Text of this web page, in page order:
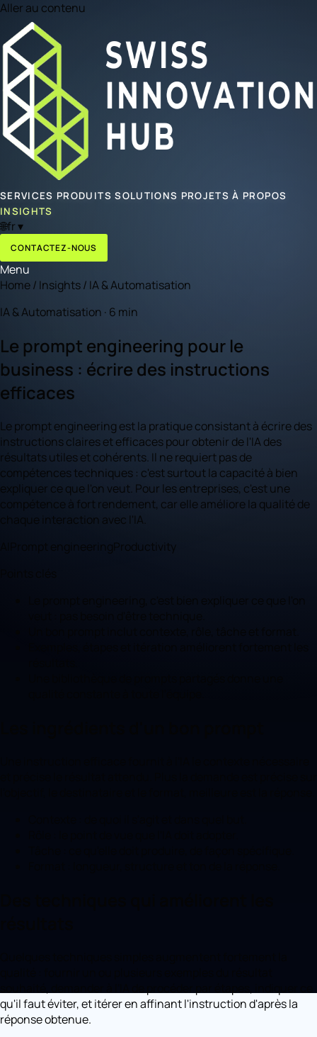
Aller au contenu
SERVICES PRODUITSSOLUTIONS PROJETSÀ PROPOS
INSIGHTS
🌐fr▾
CONTACTEZ-NOUS
Menu
Home/ Insights/ IA & Automatisation
IA & Automatisation · 6 min
Le prompt engineering pour le
business : écrire des instructions
efficaces
Le prompt engineering est la pratique consistant à écrire des
instructions claires et efficaces pour obtenir de l'IA des
résultats utiles et cohérents. Il ne requiert pas de
compétences techniques : c'est surtout la capacité à bien
expliquer ce que l'on veut. Pour les entreprises, c'est une
compétence à fort rendement, car elle améliore la qualité de
chaque interaction avec l'IA.
Prompt engineeringProductivity
qu'il faut éviter, et itérer en affinant l'instruction d'après la
réponse obtenue.